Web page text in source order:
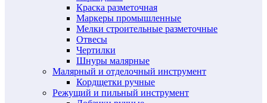
Краска разметочная
Маркеры промышленные
Мелки строительные разметочные
Отвесы
Чертилки
Шнуры малярные
Малярный и отделочный инструмент
Кордщетки ручные
Режущий и пильный инструмент